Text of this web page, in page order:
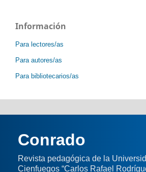
Información
Para lectores/as
Para autores/as
Para bibliotecarios/as
Conrado
Revista pedagógica de la
Cienfuegos “Carlos Rafael